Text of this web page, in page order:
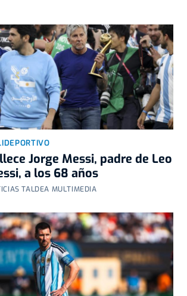
Jorge Messi, padre de Leo
a los 68 años
TALDEA MULTIMEDIA